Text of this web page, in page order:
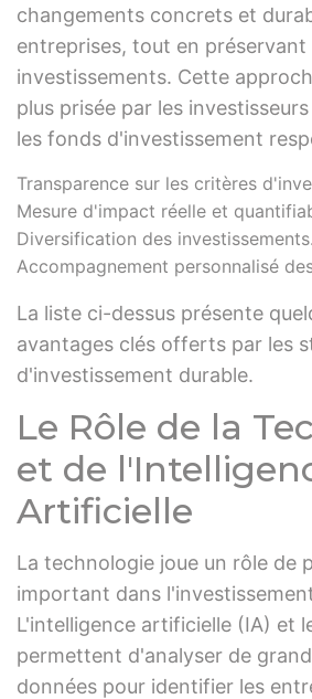
changements concrets et
entreprises, tout en préservant
investissements. Cette
plus prisée par les
les fonds d'investissement
Transparence sur les critères
Mesure d'impact réelle et
Diversification des investissements.
Accompagnement personnalisé
La liste ci-dessus présente
avantages clés offerts par les
d'investissement durable.
Le Rôle de la
et de
Artificielle
La technologie joue un rôle de
important dans
L'intelligence artificielle (IA) et
permettent d'analyser de
données pour identifier les